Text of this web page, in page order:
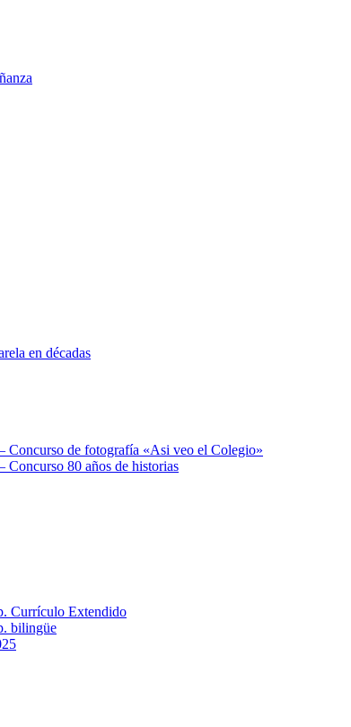
en décadas
Concurso de fotografía «Asi veo el Colegio»
Concurso 80 años de historias
Currículo Extendido
bilingüe